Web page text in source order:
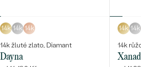
14k 14k 14k
14k žluté zlato, Diamant
Dayna
14k 14k
14k